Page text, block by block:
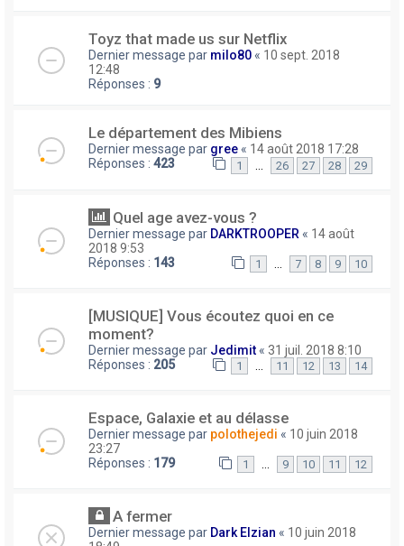
Toyz that made us sur Netflix
Dernier message par milo80 « 10 sept. 2018
12:48
Réponses : 9
Le département des Mibiens
Dernier message par gree « 14 août 2018 17:28
Réponses : 423 1 26 27 28 29
Quel age avez-vous ?
Dernier message par DARKTROOPER « 14 août
2018 9:53
Réponses : 143 1 7 8 9 10
[MUSIQUE] Vous écoutez quoi en ce
moment?
Dernier message par Jedimit « 31 juil. 2018 8:10
Réponses : 205 1 11 12 13 14
Espace, Galaxie et au délasse
Dernier message par polothejedi « 10 juin 2018
23:27
Réponses : 179 1 … 9 10 11 12
A fermer
Dernier message par Dark Elzian « 10 juin 2018